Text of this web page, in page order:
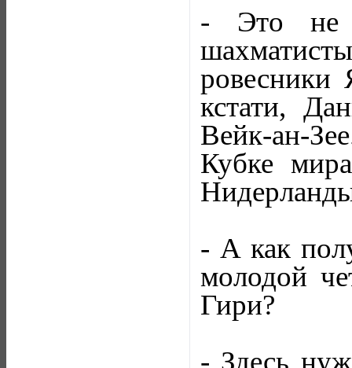
- Это не
ровесники
кстати,
Вейк-ан-
Кубке
- А как
молодой
Гири?
- Здесь